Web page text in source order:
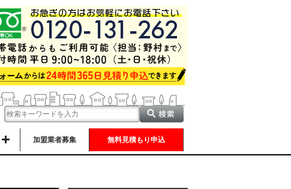
加盟業者募集 無料見積もり申込